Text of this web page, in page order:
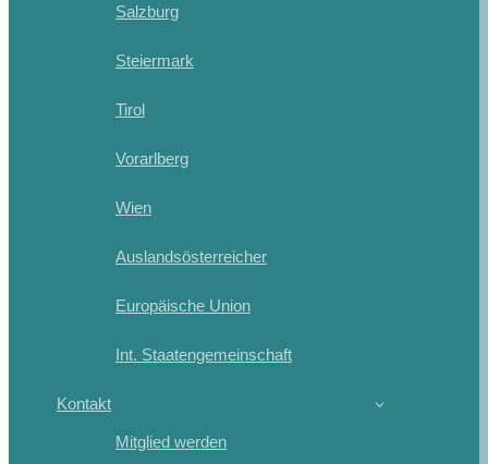
Salzburg
Steiermark
Tirol
Vorarlberg
Wien
Auslandsösterreicher
Europäische Union
Int. Staatengemeinschaft
Kontakt
Mitglied werden